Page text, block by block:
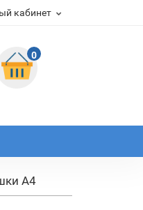
кабинет
0
А4